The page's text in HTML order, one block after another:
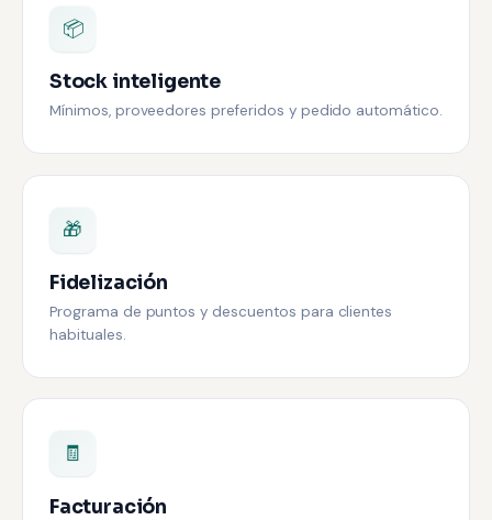
📦
Stock inteligente
Mínimos, proveedores preferidos y pedido automático.
🎁
Fidelización
Programa de puntos y descuentos para clientes
habituales.
🧾
Facturación